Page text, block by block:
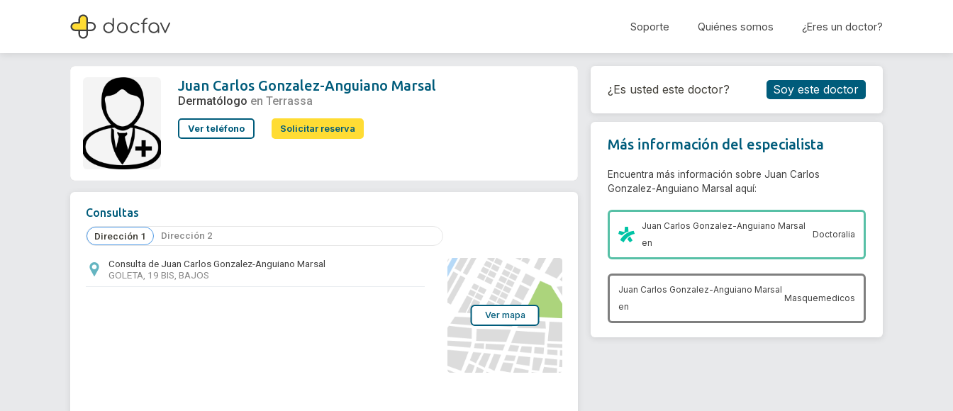
Soporte Quiénes somos ¿Eres un doctor?
Juan Carlos Gonzalez-Anguiano Marsal
Dermatólogo
Reservar cita
Juan Carlos Gonzalez-Anguiano Marsal
Dermatólogo en Terrassa
Ver teléfono Solicitar reserva
Consultas
Dirección 1 Dirección 2
Consulta de Juan Carlos Gonzalez-Anguiano Marsal
GOLETA, 19 BIS, BAJOS
Ver mapa
¿Es usted este doctor? Soy este doctor
Más información del especialista
Encuentra más información sobre Juan Carlos
Gonzalez-Anguiano Marsal aquí:
Juan Carlos Gonzalez-Anguiano Marsal
en
Doctoralia
Juan Carlos Gonzalez-Anguiano Marsal
en
Masquemedicos